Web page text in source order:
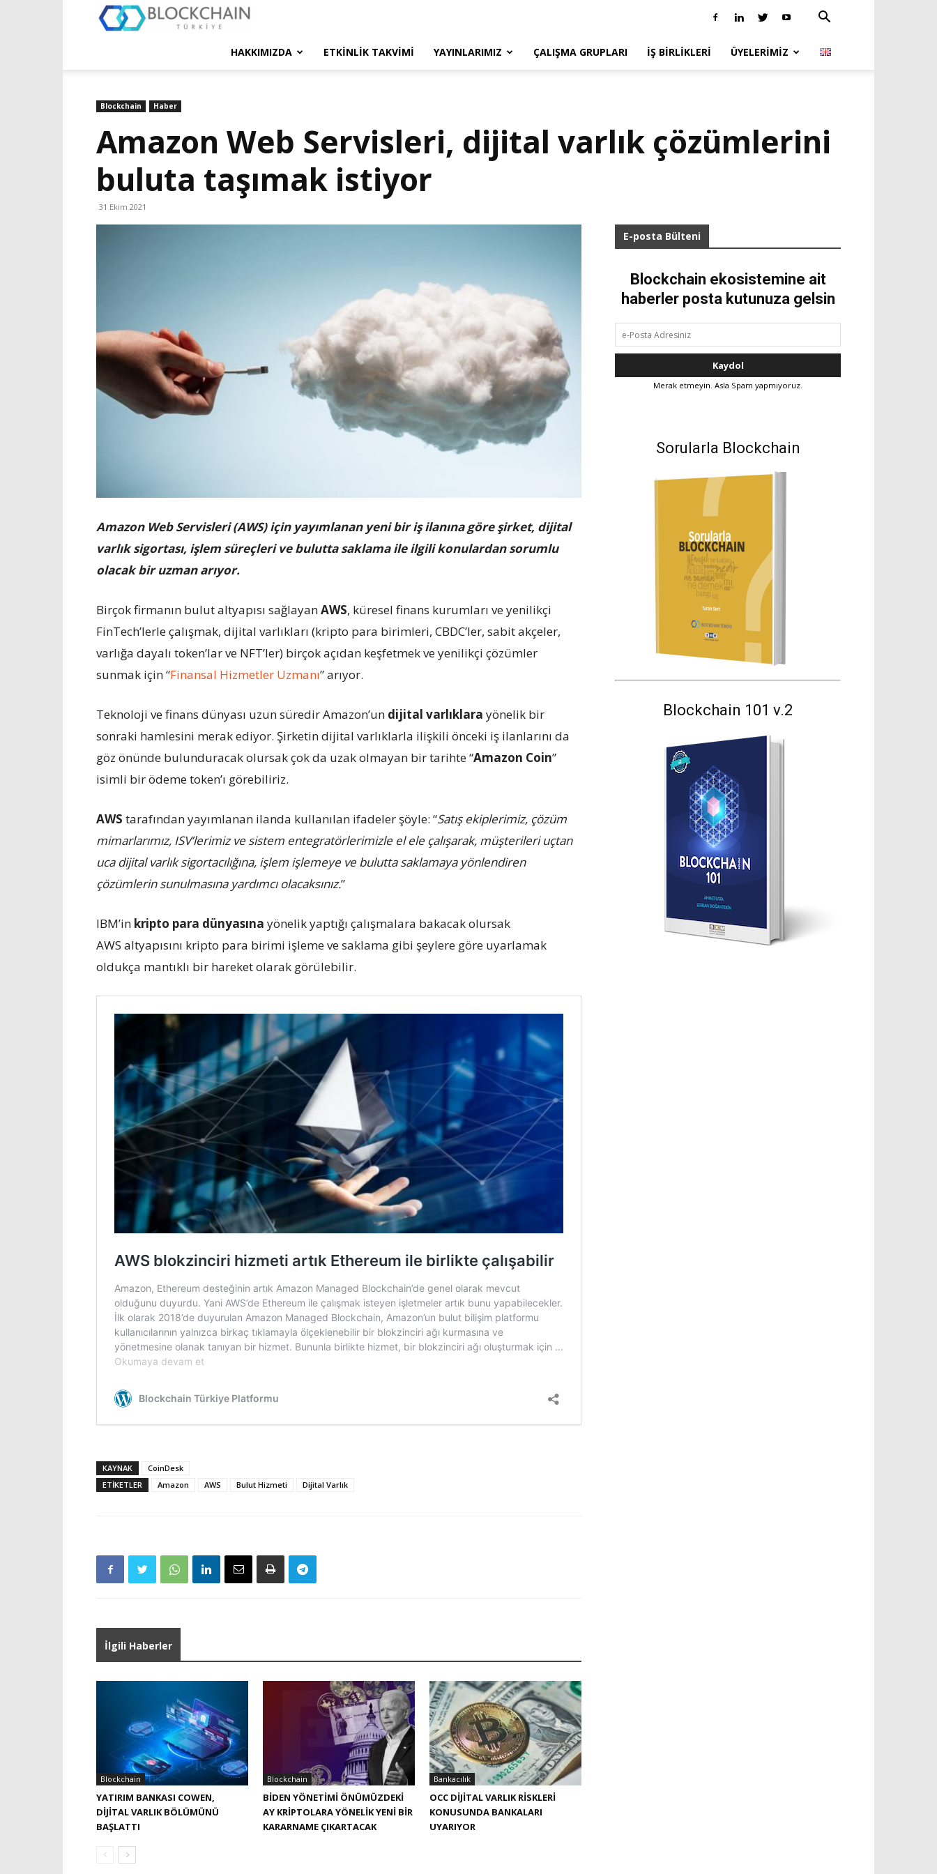
Türkiye
HAKKIMIZDA ETKINLIK TAKVIMI YAYINLARIMIZ ÇALIŞMA GRUPLARI İŞ BIRLIKLERI ÜYELERIMIZ
Blockchain Haber
Amazon Web Servisleri, dijital varlık çözümlerini
buluta taşımak istiyor
31 Ekim 2021
Amazon Web Servisleri (AWS) için yayımlanan yeni bir iş ilanına göre şirket, dijital
varlık sigortası, işlem süreçleri ve bulutta saklama ile ilgili konulardan sorumlu
olacak bir uzman arıyor.
Birçok firmanın bulut altyapısı sağlayanAWS, küresel finans kurumları ve yenilikçi
FinTech’lerle çalışmak, dijital varlıkları (kripto para birimleri, CBDC’ler, sabit akçeler,
varlığa dayalı token’lar ve NFT’ler) birçok açıdan keşfetmek ve yenilikçi çözümler
sunmak için “Finansal Hizmetler Uzmanı” arıyor.
Teknoloji ve finans dünyası uzun süredir Amazon’un dijital varlıklara yönelik bir
sonraki hamlesini merak ediyor. Şirketin dijital varlıklarla ilişkili önceki iş ilanlarını da
göz önünde bulunduracak olursak çok da uzak olmayan bir tarihte “Amazon Coin”
isimli bir ödeme token’ı görebiliriz.
AWS tarafından yayımlanan ilanda kullanılan ifadeler şöyle: “Satış ekiplerimiz, çözüm
mimarlarımız, ISV’lerimiz ve sistem entegratörlerimizle el ele çalışarak, müşterileri uçtan
uca dijital varlık sigortacılığına, işlem işlemeye ve bulutta saklamaya yönlendiren
çözümlerin sunulmasına yardımcı olacaksınız.”
IBM’in kripto para dünyasına yönelik yaptığı çalışmalara bakacak olursak
AWS altyapısını kripto para birimi işleme ve saklama gibi şeylere göre uyarlamak
oldukça mantıklı bir hareket olarak görülebilir.
KAYNAK
CoinDesk
ETIKETLER
Amazon AWS Bulut Hizmeti Dijital Varlık
İlgili Haberler
Blockchain
YATIRIM BANKASI COWEN,
DIJITAL VARLIK BÖLÜMÜNÜ
BAŞLATTI
Blockchain
BIDEN YÖNETIMI ÖNÜMÜZDEKI
AY KRIPTOLARA YÖNELIK YENI BIR
KARARNAME ÇIKARTACAK
Bankacılık
OCC DIJITAL VARLIK RISKLERI
KONUSUNDA BANKALARI
UYARIYOR
E-posta Bülteni
Blockchain ekosistemine ait
haberler posta kutunuza gelsin
Merak etmeyin. Asla Spam yapmıyoruz.
Sorularla Blockchain
Blockchain 101 v.2